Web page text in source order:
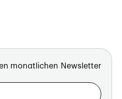
monatlichen Newsletter